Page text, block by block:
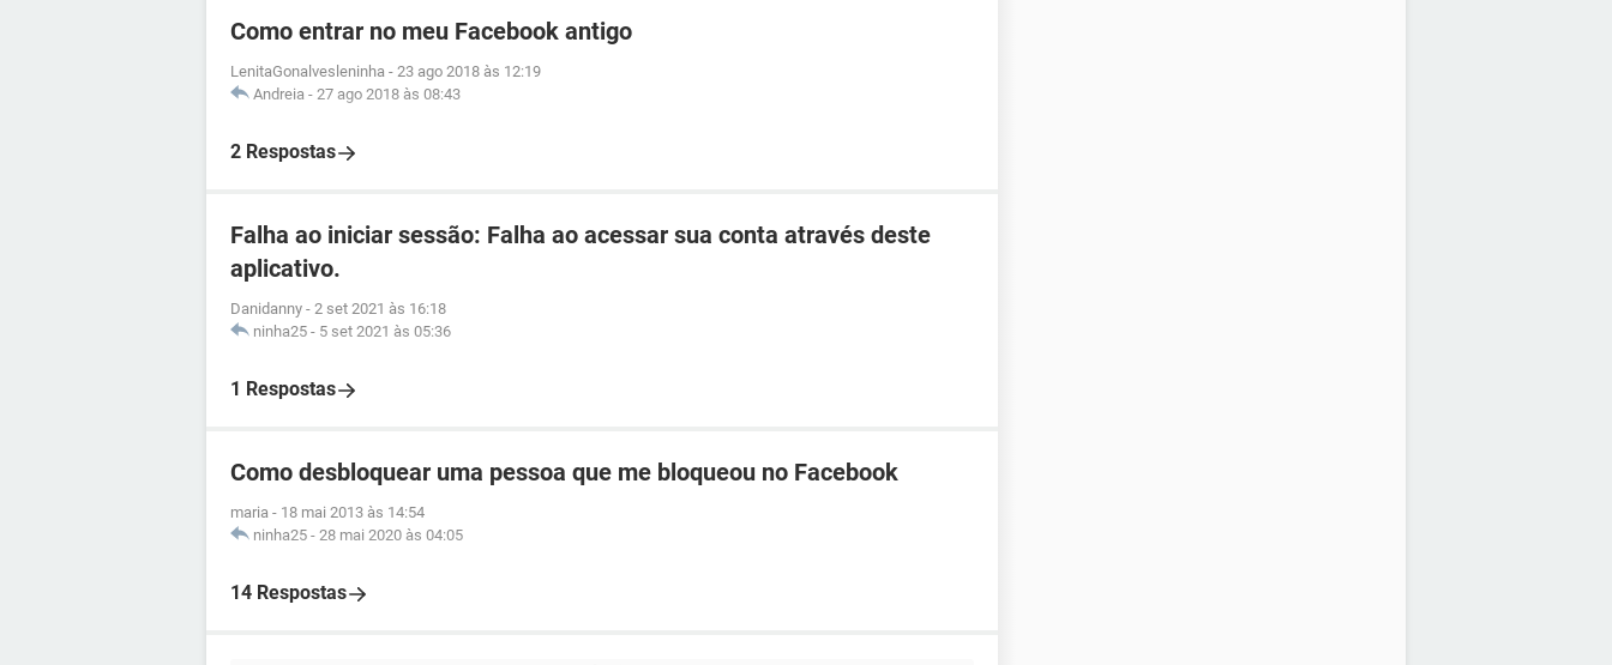
Como entrar no meu Facebook antigo
LenitaGonalvesleninha - 23 ago 2018 às 12:19
Andreia - 27 ago 2018 às 08:43
2 Respostas
Falha ao iniciar sessão: Falha ao acessar sua conta através deste
aplicativo.
Danidanny - 2 set 2021 às 16:18
ninha25 - 5 set 2021 às 05:36
1 Respostas
Como desbloquear uma pessoa que me bloqueou no Facebook
maria - 18 mai 2013 às 14:54
ninha25 - 28 mai 2020 às 04:05
14 Respostas